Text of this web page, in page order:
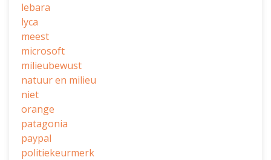
lebara
lyca
meest
microsoft
milieubewust
natuur en milieu
niet
orange
patagonia
paypal
politiekeurmerk